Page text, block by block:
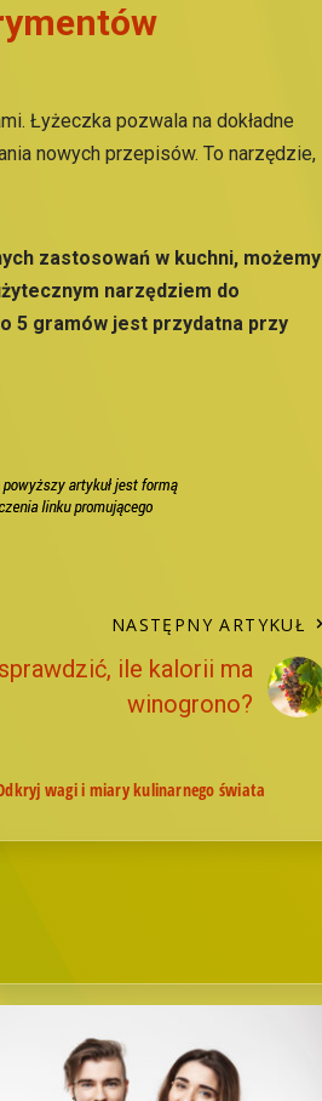
Łyżeczka pozwala na dokładne
nowych przepisów. To narzędzie,
zastosowań w kuchni, możemy
narzędziem do
5 gramów jest przydatna przy
NASTĘPNY ARTYKUŁ
ile kalorii ma
winogrono?
wagi i miary kulinarnego świata